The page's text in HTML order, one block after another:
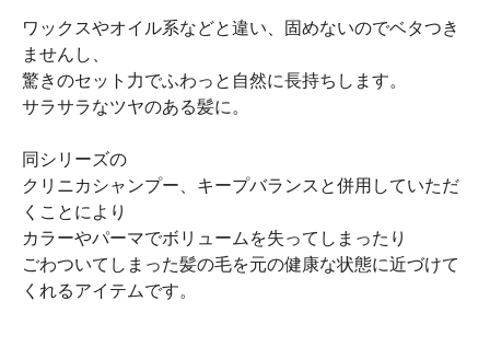
ワックスやオイル系などと違い、固めないのでベタつき
ませんし、
驚きのセット力でふわっと自然に長持ちします。
サラサラなツヤのある髪に。
同シリーズの
クリニカシャンプー、キープバランスと併用していただ
くことにより
カラーやパーマでボリュームを失ってしまったり
ごわついてしまった髪の毛を元の健康な状態に近づけて
くれるアイテムです。